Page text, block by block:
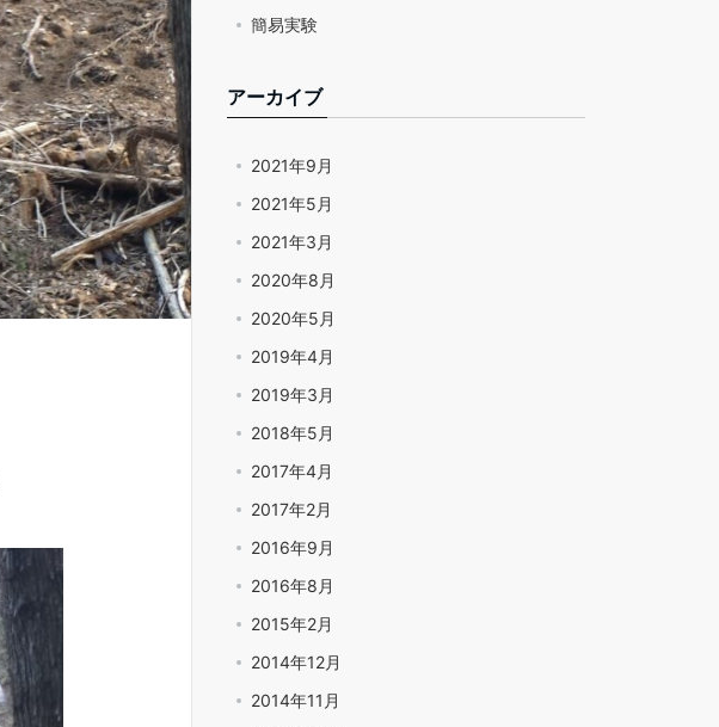
簡易実験
アーカイブ
2021年9月
2021年5月
2021年3月
2020年8月
2020年5月
2019年4月
2019年3月
2018年5月
2017年4月
2017年2月
2016年9月
2016年8月
2015年2月
2014年12月
2014年11月